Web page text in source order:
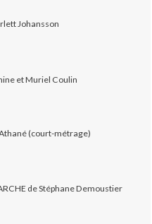
Johansson
et Muriel Coulin
(court-métrage)
de Stéphane Demoustier